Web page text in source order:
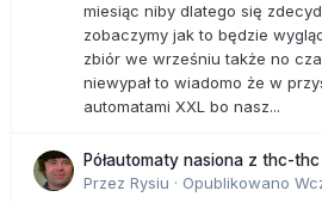
miesiąc niby dlatego się
zobaczymy jak to będzie
zbiór we wrześniu także no
niewypał to wiadomo że w
automatami XXL bo nasz...
Półautomaty nasiona z thc-thc
Przez Rysiu · Opublikowano